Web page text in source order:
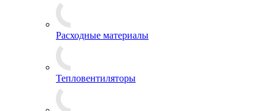
Расходные материалы
Тепловентиляторы